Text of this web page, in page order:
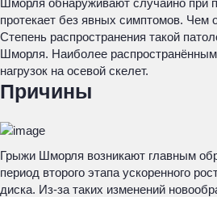
Шморля обнаруживают случайно при
протекает без явных симптомов. Чем
Степень распространения такой
Шморля. Наиболее распространённым
нагрузок на осевой скелет.
Причины
Грыжи Шморля возникают главным
период второго этапа ускоренного
диска. Из-за таких изменений